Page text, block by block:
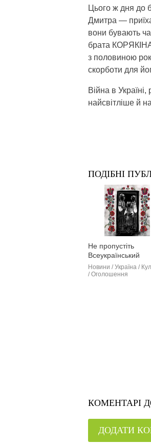
Цього ж дня до
Дмитра —
вони бувають
брата КОРЯКІНА
з половиною
скорботи для
Війна в
найсвітліше й
ПОДІБНІ
Не пропустіть
Всеукраїнський
фотоконкурс до
річчя Всесвітнього
Новини / Україна /
/ Оголошення
КОМЕНТАРІ
ДОДАТИ